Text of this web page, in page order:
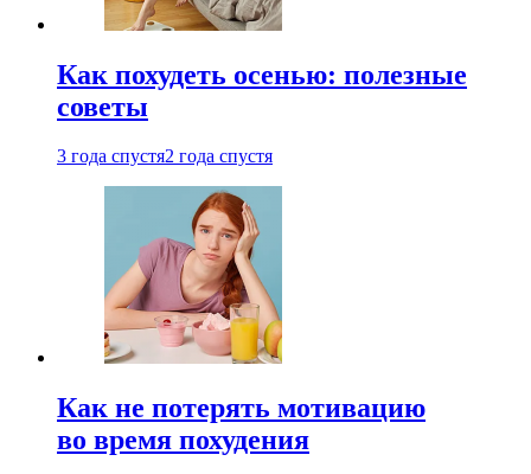
Как похудеть осенью: полезные
советы
3 года спустя2 года спустя
Как не потерять мотивацию
во время похудения